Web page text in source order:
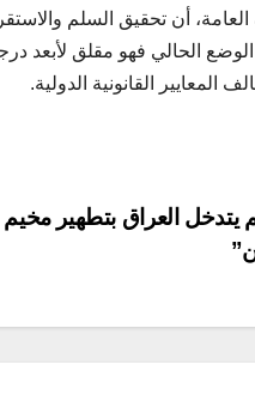
أن تحقيق السلم
الوضع الحالي فهو مقلق لأبعد
المعايير القانونية الدولية.
يتدخل العراق بتطهير